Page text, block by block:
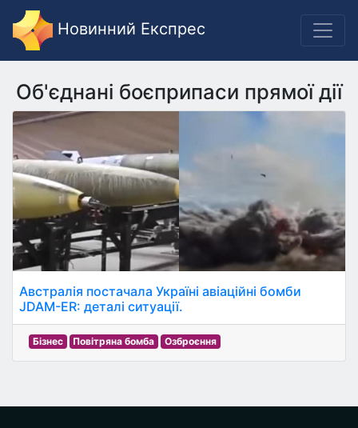
Новинний Експрес
Об'єднані боєприпаси прямої дії
Австралія постачала Україні авіаційні бомби
JDAM-ER: деталі ситуації.
Бізнес Повітряна бомба Озброєння